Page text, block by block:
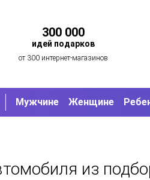
300 000
идей подарков
от 300 интернет-магазинов
Мужчине Женщине
из